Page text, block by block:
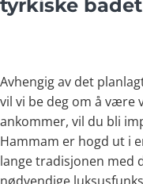
tyrkiske
Avhengig av det
vil vi be deg om å være
ankommer, vil du bli
Hammam er hogd ut i
lange tradisjonen med